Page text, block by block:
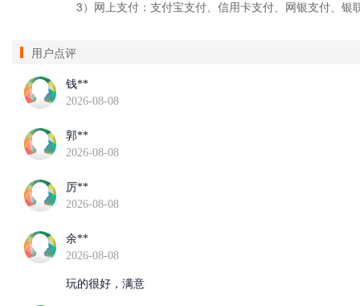
3）网上支付：支付宝支付、信用卡支付、网银支付、银
用户点评
钱**
2026-08-08
郭**
2026-08-08
厉**
2026-08-08
余**
2026-08-08
玩的很好，满意